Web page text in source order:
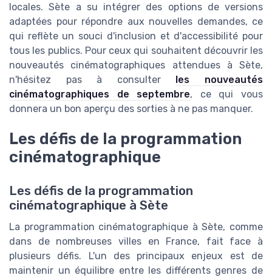
locales. Sète a su intégrer des options de versions
adaptées pour répondre aux nouvelles demandes, ce
qui reflète un souci d'inclusion et d'accessibilité pour
tous les publics. Pour ceux qui souhaitent découvrir les
nouveautés cinématographiques attendues à Sète,
n'hésitez pas à consulter les nouveautés
cinématographiques de septembre, ce qui vous
donnera un bon aperçu des sorties à ne pas manquer.
Les défis de la programmation
cinématographique
Les défis de la programmation
cinématographique à Sète
La programmation cinématographique à Sète, comme
dans de nombreuses villes en France, fait face à
plusieurs défis. L'un des principaux enjeux est de
maintenir un équilibre entre les différents genres de